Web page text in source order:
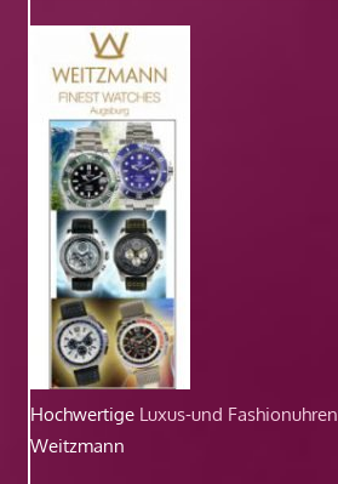
Hochwertige Luxus-und Fashionuhren
Weitzmann